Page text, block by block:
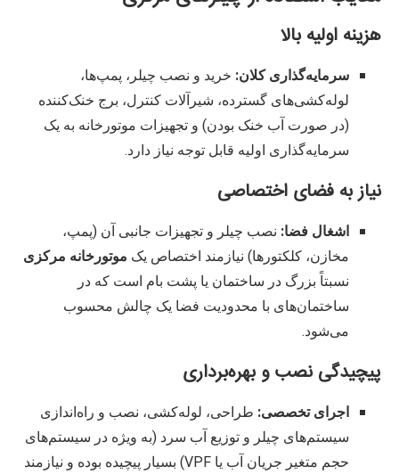
هزینه اولیه بالا
سرمایه‌گذاری کلان: خرید و نصب چیلر، پمپ‌ها،
لوله‌کشی‌های گسترده، شیرآلات کنترل، برج خنک‌کننده
(در صورت آب خنک بودن) و تجهیزات موتورخانه به یک
سرمایه‌گذاری اولیه قابل توجه نیاز دارد.
نیاز به فضای اختصاصی
اشغال فضا: نصب چیلر و تجهیزات جانبی آن (پمپ،
مخازن، کلکتورها) نیازمند اختصاص یک موتورخانه مرکزی
نسبتاً بزرگ در ساختمان یا پشت بام است که در
ساختمان‌های با محدودیت فضا یک چالش محسوب
می‌شود.
پیچیدگی نصب و بهره‌برداری
اجرای تخصصی: طراحی، لوله‌کشی، نصب و راه‌اندازی
سیستم‌های چیلر و توزیع آب سرد (به ویژه در سیستم‌های
حجم متغیر جریان آب یا VPF) بسیار پیچیده بوده و نیازمند